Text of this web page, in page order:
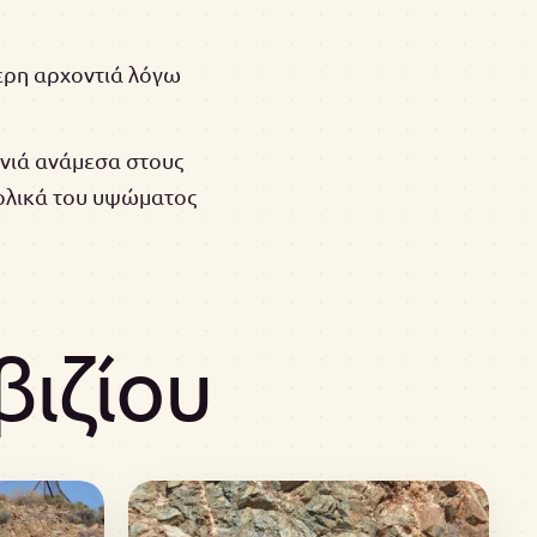
αρχοντιά λόγω
ανάμεσα στους
του υψώματος